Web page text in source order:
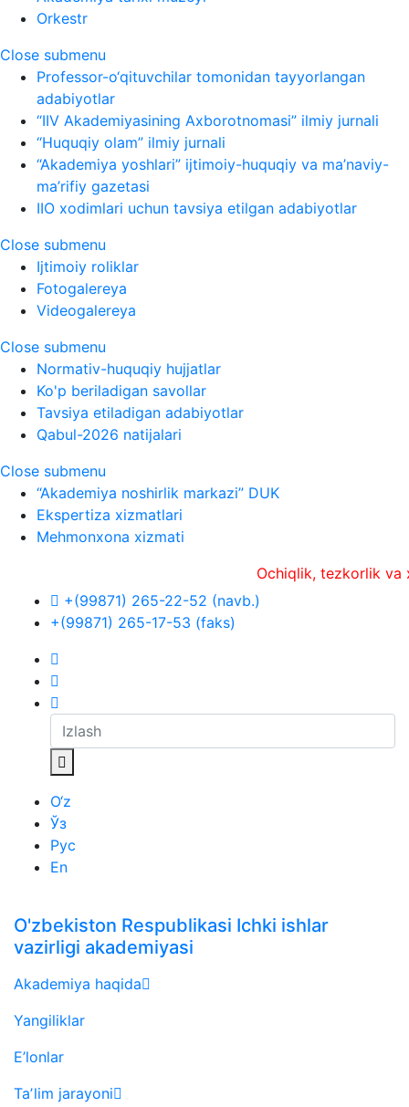
Orkestr
Close submenu
Professor-o‘qituvchilar tomonidan tayyorlangan
adabiyotlar
“IIV Akademiyasining Axborotnomasi” ilmiy jurnali
“Huquqiy olam” ilmiy jurnali
“Akademiya yoshlari” ijtimoiy-huquqiy va ma’naviy-
ma’rifiy gazetasi
IIO xodimlari uchun tavsiya etilgan adabiyotlar
Close submenu
Ijtimoiy roliklar
Fotogalereya
Videogalereya
Close submenu
Normativ-huquqiy hujjatlar
Ko'p beriladigan savollar
Tavsiya etiladigan adabiyotlar
Qabul-2026 natijalari
Close submenu
“Akademiya noshirlik markazi” DUK
Ekspertiza xizmatlari
Mehmonxona xizmati
Ochiqlik, tezkorlik va
+(99871) 265-22-52 (navb.)
+(99871) 265-17-53 (faks)
O‘z
Ўз
Рус
En
O'zbekiston Respublikasi Ichki ishlar
vazirligi akademiyasi
Akademiya haqida
Yangiliklar
E’lonlar
Taʼlim jarayoni